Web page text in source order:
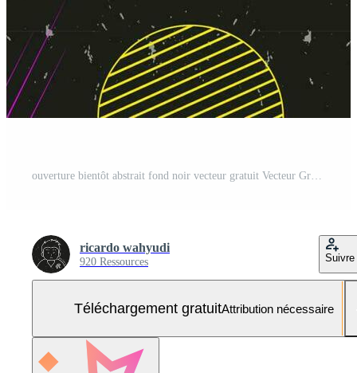
ouverture bientôt abstrait fond noir vecteur gratuit Vecteur Gratuit et SVG Gratuit
ricardo wahyudi
920 Ressources Suivre
Téléchargement gratuitAttribution nécessaire